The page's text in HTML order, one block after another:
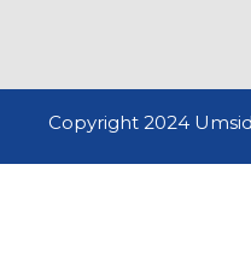
Copyright 2024